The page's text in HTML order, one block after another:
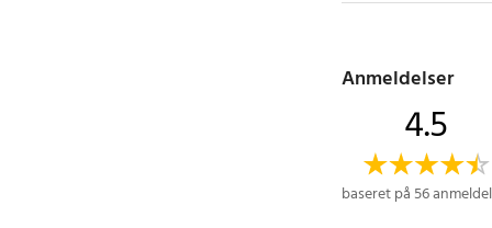
Uret er lavet af
robust og stilfuldt
12 x 8,5 cm og
til ethvert rum.
Anmeldelser
4.5
baseret på 56